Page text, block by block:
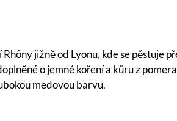
jižně od Lyonu, kde se pěstuje
o jemné koření a kůru z
medovou barvu.